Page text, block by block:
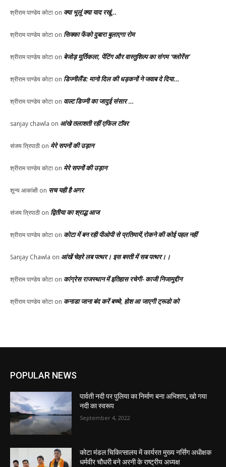
श्रीराम पाण्डेय कोटा on क्या भूलूं क्या याद रखूं…
श्रीराम पाण्डेय कोटा on सिक्का फेंको दुबारा बुलाएगा रोम
श्रीराम पाण्डेय कोटा on बेजोड़ मूर्तिकला, पेंटिंग और वास्तुशिल्प का संगम ‘फ्लोरेंस’
श्रीराम पाण्डेय कोटा on डिज्नीलैंड: मानो दिल की धड़कनों ने जवाब दे दिया…
श्रीराम पाण्डेय कोटा on वाल्ट डिज्नी का जादुई संसार …
sanjay chawla on आंखे तलाशती रहीं एफिल टॉवर
संजय त्रिपाठी on मेरे सपनों की उड़ान
श्रीराम पाण्डेय कोटा on मेरे सपनों की उड़ान
शून्य आकांक्षी on सच यही है अगर
संजय त्रिपाठी on द्वितीया का श्राद्ध आज
श्रीराम पाण्डेय कोटा on कोटा में बन रही पीओपी से प्रतिमायें,रोकने की कोई पहल नहीं
Sanjay Chawla on आंखें चेहरे लब पत्थर। इस बस्ती में सब पत्थर।।
श्रीराम पाण्डेय कोटा on कांग्रेस राजस्थान में इतिहास रचेगी- काजी निजामुद्दीन
श्रीराम पाण्डेय कोटा on कनाडा जाना बंद करें बच्चे, होश आ जाएगी ट्रूडो को
POPULAR NEWS
पार्वती नदी पर पुलिया का निर्माण बना अभिशाप, खो गया
नदी का स्वरूप
September 4, 2022
कोटा मंडल चिकित्सालय में कार्यरत मुख्य नर्सिंग अधीक्षक
धर्मवीर चौधरी बने अरनी के राष्ट्रीय अध्यक्ष